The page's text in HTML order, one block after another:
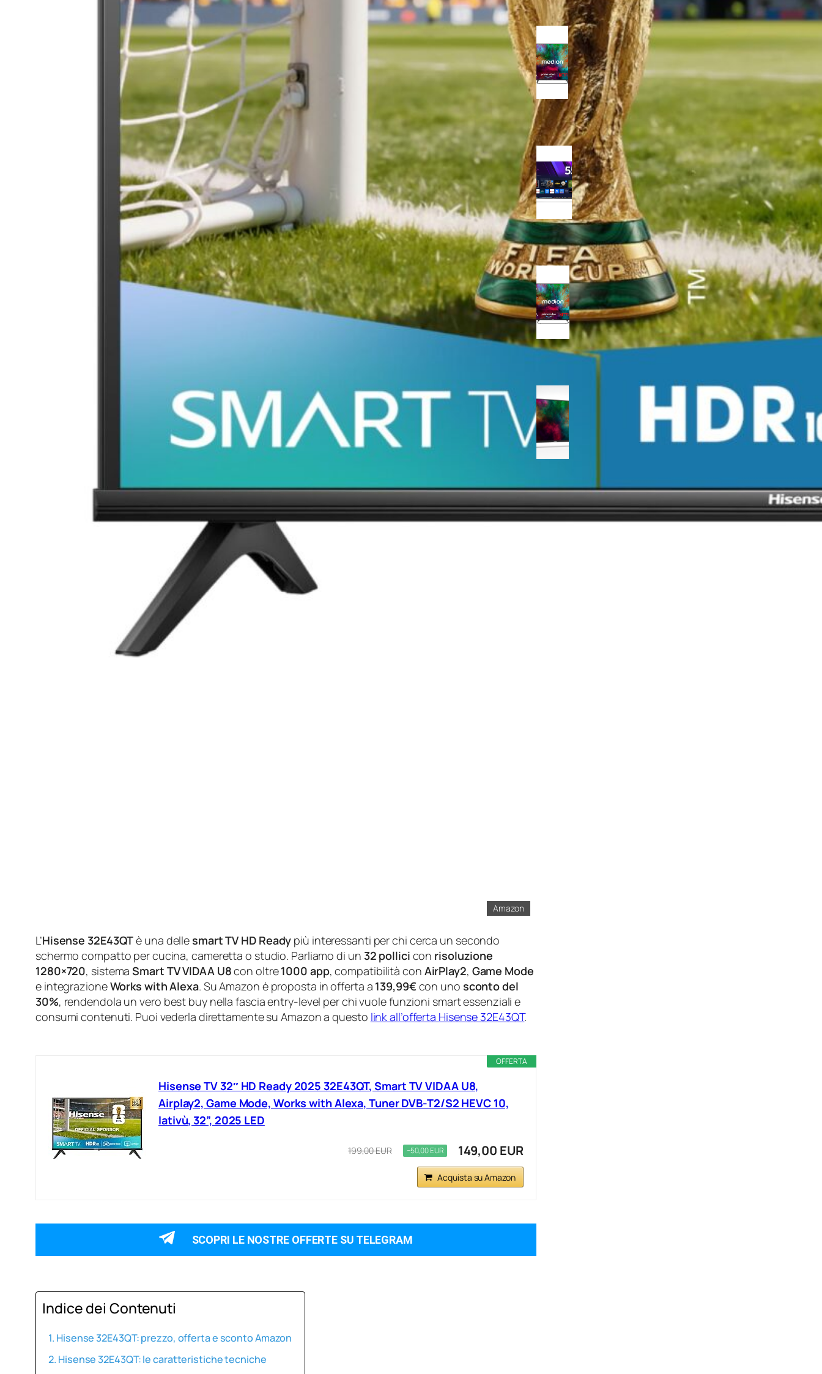
Amazon
L’Hisense 32E43QTè una dellesmart TV HD Ready più interessanti per chi cerca un secondo
schermo compatto per cucina, cameretta o studio. Parliamo di un 32 pollici con risoluzione
1280×720, sistemaSmart TV VIDAA U8con oltre1000 app, compatibilità con AirPlay2, Game Mode
e integrazioneWorks with Alexa. Su Amazon è proposta in offerta a 139,99€con uno sconto del
30%, rendendola un vero best buy nella fascia entry-level per chi vuole funzioni smart essenziali e
consumi contenuti. Puoi vederla direttamente su Amazon a questo link all’offerta Hisense 32E43QT.
OFFERTA
Hisense TV 32″ HD Ready 2025 32E43QT, Smart TV VIDAA U8,
Airplay2, Game Mode, Works with Alexa, Tuner DVB-T2/S2 HEVC 10,
lativù, 32”, 2025 LED
199,00 EUR −50,00 EUR 149,00 EUR
Acquista su Amazon
SCOPRI LE NOSTRE OFFERTE SU TELEGRAM
Indice dei Contenuti
Hisense 32E43QT: prezzo, offerta e sconto Amazon
Hisense 32E43QT: le caratteristiche tecniche
MEDION 50″ Ultra HD Smart TV
con Dolby Vision e Atmos: la 4K
equilibrata per il salotto in
sconto su Amazon
MEDION QLED 55″ Ultra HD con
Dolby Vision HDR: il QLED
smart a prezzo aggressivo su
Amazon
MEDION 55″ Ultra HD con Dolby
Vision e Dolby Atmos: smart TV
4K da salotto al miglior prezzo
su Amazon
MEDION 24″ HD Smart TV
compatta con VIDAA e Prime
Video: la seconda TV perfetta
in sconto su Amazon